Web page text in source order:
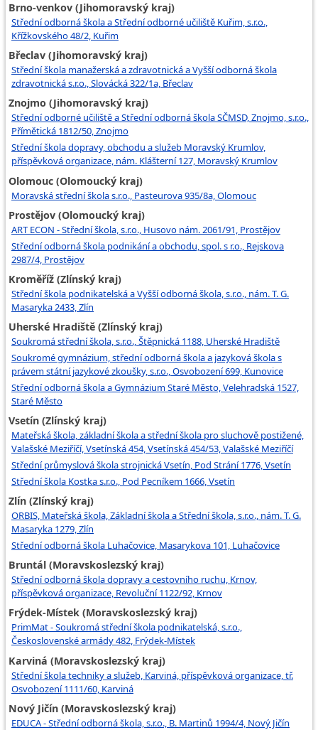
Brno-venkov (Jihomoravský kraj)
Střední odborná škola a Střední odborné učiliště Kuřim, s.r.o.,
Křížkovského 48/2, Kuřim
Břeclav (Jihomoravský kraj)
Střední škola manažerská a zdravotnická a Vyšší odborná škola
zdravotnická s.r.o., Slovácká 322/1a, Břeclav
Znojmo (Jihomoravský kraj)
Střední odborné učiliště a Střední odborná škola SČMSD, Znojmo, s.r.o.,
Přímětická 1812/50, Znojmo
Střední škola dopravy, obchodu a služeb Moravský Krumlov,
příspěvková organizace, nám. Klášterní 127, Moravský Krumlov
Olomouc (Olomoucký kraj)
Moravská střední škola s.r.o., Pasteurova 935/8a, Olomouc
Prostějov (Olomoucký kraj)
ART ECON - Střední škola, s.r.o., Husovo nám. 2061/91, Prostějov
Střední odborná škola podnikání a obchodu, spol. s r.o., Rejskova
2987/4, Prostějov
Kroměříž (Zlínský kraj)
Střední škola podnikatelská a Vyšší odborná škola, s.r.o., nám. T. G.
Masaryka 2433, Zlín
Uherské Hradiště (Zlínský kraj)
Soukromá střední škola, s.r.o., Štěpnická 1188, Uherské Hradiště
Soukromé gymnázium, střední odborná škola a jazyková škola s
právem státní jazykové zkoušky, s.r.o., Osvobození 699, Kunovice
Střední odborná škola a Gymnázium Staré Město, Velehradská 1527,
Staré Město
Vsetín (Zlínský kraj)
Mateřská škola, základní škola a střední škola pro sluchově postižené,
Valašské Meziříčí, Vsetínská 454, Vsetínská 454/53, Valašské Meziříčí
Střední průmyslová škola strojnická Vsetín, Pod Strání 1776, Vsetín
Střední škola Kostka s.r.o., Pod Pecníkem 1666, Vsetín
Zlín (Zlínský kraj)
ORBIS, Mateřská škola, Základní škola a Střední škola, s.r.o., nám. T. G.
Masaryka 1279, Zlín
Střední odborná škola Luhačovice, Masarykova 101, Luhačovice
Bruntál (Moravskoslezský kraj)
Střední odborná škola dopravy a cestovního ruchu, Krnov,
příspěvková organizace, Revoluční 1122/92, Krnov
Frýdek-Místek (Moravskoslezský kraj)
PrimMat - Soukromá střední škola podnikatelská, s.r.o.,
Československé armády 482, Frýdek-Místek
Karviná (Moravskoslezský kraj)
Střední škola techniky a služeb, Karviná, příspěvková organizace, tř.
Osvobození 1111/60, Karviná
Nový Jičín (Moravskoslezský kraj)
EDUCA - Střední odborná škola, s.r.o., B. Martinů 1994/4, Nový Jičín